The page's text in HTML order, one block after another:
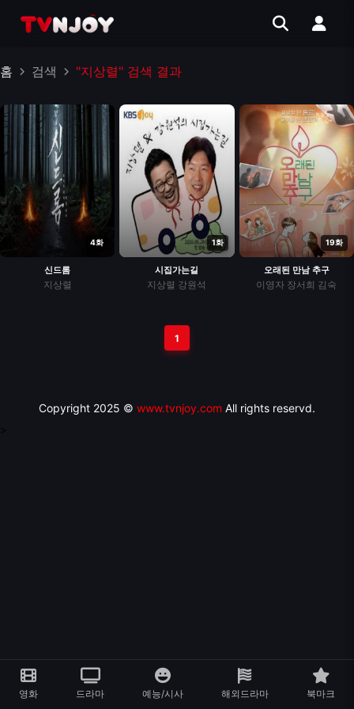
홈 검색 "지상렬" 검색 결과
4화
신드롬
지상렬
1화
시집가는길
지상렬 강원석
19화
오래된 만남 추구
이영자 장서희 김숙
1
Copyright 2025 © www.tvnjoy.com All rights reservd.
영화 드라마 예능/시사 해외드라마 북마크
>